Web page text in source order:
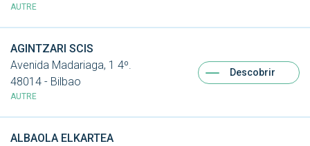
AUTRE
AGINTZARI SCIS
Avenida Madariaga, 1 4º.
48014 - Bilbao
AUTRE
Descobrir
ALBAOLA ELKARTEA